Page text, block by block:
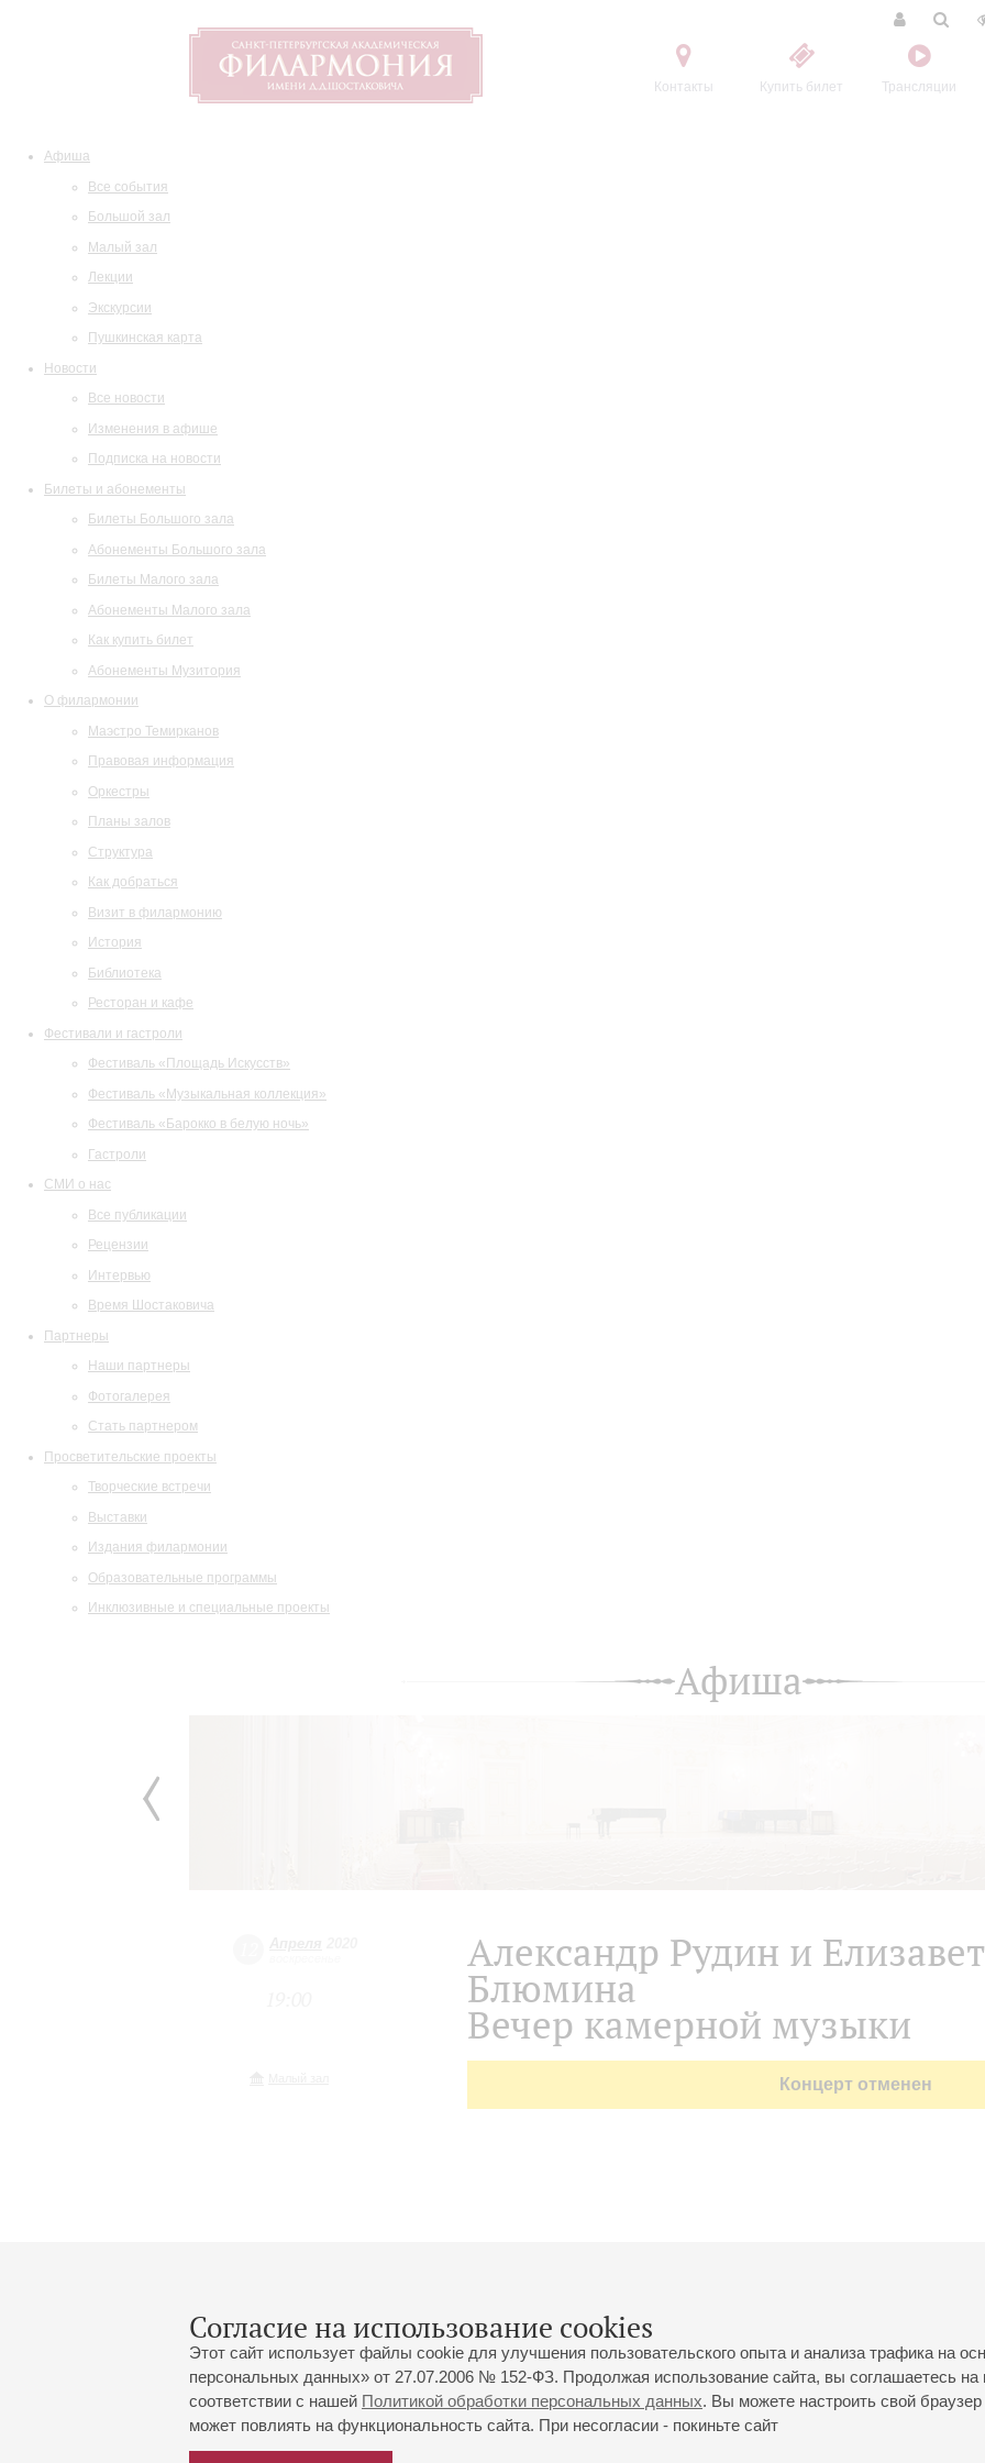
Контакты Купить билет Трансляции
Афиша
Все события
Большой зал
Малый зал
Лекции
Экскурсии
Пушкинская карта
Новости
Все новости
Изменения в афише
Подписка на новости
Билеты и абонементы
Билеты Большого зала
Абонементы Большого зала
Билеты Малого зала
Абонементы Малого зала
Как купить билет
Абонементы Музитория
О филармонии
Маэстро Темирканов
Правовая информация
Оркестры
Планы залов
Структура
Как добраться
Визит в филармонию
История
Библиотека
Ресторан и кафе
Фестивали и гастроли
Фестиваль «Площадь Искусств»
Фестиваль «Музыкальная коллекция»
Фестиваль «Барокко в белую ночь»
Гастроли
СМИ о нас
Все публикации
Рецензии
Интервью
Время Шостаковича
Партнеры
Наши партнеры
Фотогалерея
Стать партнером
Просветительские проекты
Творческие встречи
Выставки
Издания филармонии
Образовательные программы
Инклюзивные и специальные проекты
Согласие на использование cookies
Этот сайт использует файлы cookie для улучшения пользовательского опыта и анализа трафика на
персональных данных» от 27.07.2006 № 152-ФЗ. Продолжая использование сайта, вы соглашаетесь
соответствии с нашей Политикой обработки персональных данных. Вы можете настроить свой
может повлиять на функциональность сайта. При несогласии - покиньте сайт
Афиша
Александр Рудин и
Блюмина
Вечер камерной музыки
Концерт отменен
Большой зал:
191186, Санкт-Петербург, Михайловская ул., 2